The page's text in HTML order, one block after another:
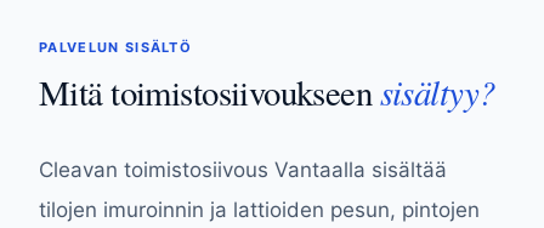
PALVELUN SISÄLTÖ
Mitä toimistosiivoukseensisältyy?
Cleavan toimistosiivous Vantaalla sisältää
tilojen imuroinnin ja lattioiden pesun, pintojen